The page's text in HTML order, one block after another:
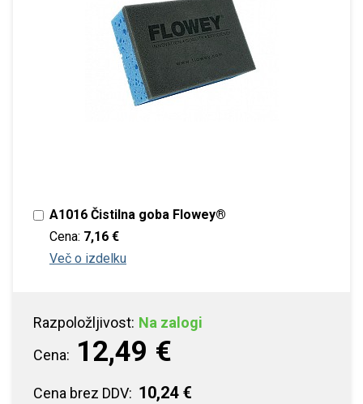
A1016 Čistilna goba Flowey®
Cena: 7,16 €
Več o izdelku
Razpoložljivost: Na zalogi
Cena: 12,49 €
Cena brez DDV: 10,24 €